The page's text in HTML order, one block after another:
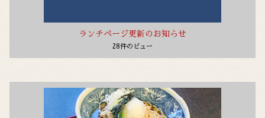
ランチページ更新のお知らせ
28件のビュー